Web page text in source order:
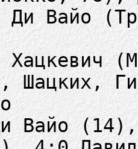
Ди Вайо
Шацких,
Вайо